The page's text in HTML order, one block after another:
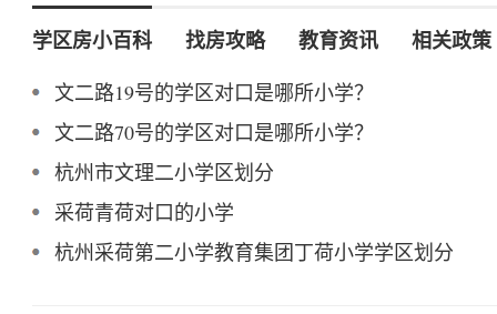
学区房小百科 找房攻略 教育资讯 相关政策
文二路19号的学区对口是哪所小学？
文二路70号的学区对口是哪所小学？
杭州市文理二小学区划分
采荷青荷对口的小学
杭州采荷第二小学教育集团丁荷小学学区划分